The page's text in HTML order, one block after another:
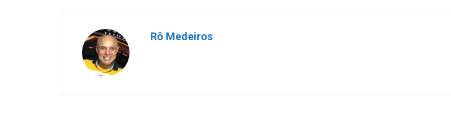
Rô Medeiros